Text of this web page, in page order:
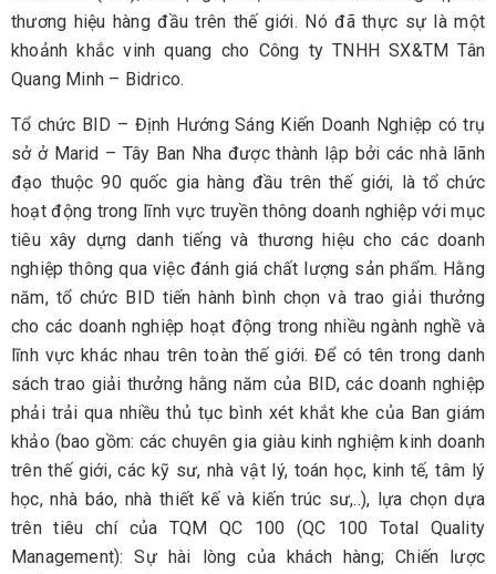
thương hiệu hàng đầu trên thế giới. Nó đã thực sự là một
khoảnh khắc vinh quang cho Công ty TNHH SX&TM Tân
Quang Minh – Bidrico.
Tổ chức BID – Định Hướng Sáng Kiến Doanh Nghiệp có trụ
sở ở Marid – Tây Ban Nha được thành lập bởi các nhà lãnh
đạo thuộc 90 quốc gia hàng đầu trên thế giới, là tổ chức
hoạt động trong lĩnh vực truyền thông doanh nghiệp với mục
tiêu xây dựng danh tiếng và thương hiệu cho các doanh
nghiệp thông qua việc đánh giá chất lượng sản phẩm. Hằng
năm, tổ chức BID tiến hành bình chọn và trao giải thưởng
cho các doanh nghiệp hoạt động trong nhiều ngành nghề và
lĩnh vực khác nhau trên toàn thế giới. Để có tên trong danh
sách trao giải thưởng hằng năm của BID, các doanh nghiệp
phải trải qua nhiều thủ tục bình xét khắt khe của Ban giám
khảo (bao gồm: các chuyên gia giàu kinh nghiệm kinh doanh
trên thế giới, các kỹ sư, nhà vật lý, toán học, kinh tế, tâm lý
học, nhà báo, nhà thiết kế và kiến trúc sư,..), lựa chọn dựa
trên tiêu chí của TQM QC 100 (QC 100 Total Quality
Management): Sự hài lòng của khách hàng; Chiến lược